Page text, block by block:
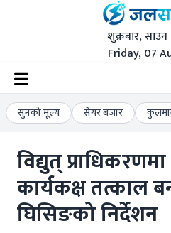
शुक्रबार,
Friday, 07
सुनको मूल्य सेयर बजार
विद्युत्
कार्यकक्ष तत्काल
घिसिङको निर्देशन